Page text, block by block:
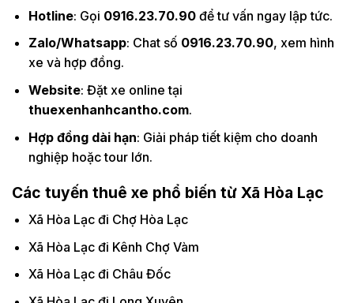
Hotline: Gọi 0916.23.70.90để tư vấn ngay lập tức.
Zalo/Whatsapp: Chat số 0916.23.70.90, xem hình
xe và hợp đồng.
Website: Đặt xe online tại
thuexenhanhcantho.com.
Hợp đồng dài hạn: Giải pháp tiết kiệm cho doanh
nghiệp hoặc tour lớn.
Các tuyến thuê xe phổ biến từ Xã Hòa Lạc
Xã Hòa Lạc đi Chợ Hòa Lạc
Xã Hòa Lạc đi Kênh Chợ Vàm
Xã Hòa Lạc đi Châu Đốc